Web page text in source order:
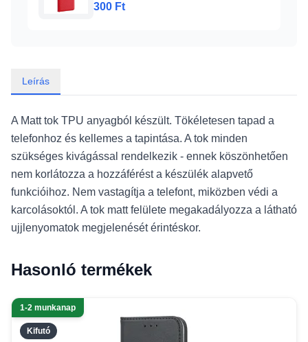
300 Ft
Leírás
A Matt tok TPU anyagból készült. Tökéletesen tapad a
telefonhoz és kellemes a tapintása. A tok minden
szükséges kivágással rendelkezik - ennek köszönhetően
nem korlátozza a hozzáférést a készülék alapvető
funkcióihoz. Nem vastagítja a telefont, miközben védi a
karcolásoktól. A tok matt felülete megakadályozza a látható
ujjlenyomatok megjelenését érintéskor.
Hasonló termékek
Kifutó
1-2 munkanap